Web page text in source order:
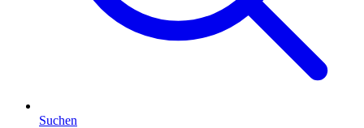
Suchen